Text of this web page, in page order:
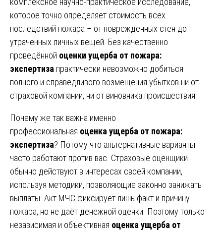
которое точно определяет стоимость всех
последствий пожара – от повреждённых стен до
утраченных личных вещей. Без качественно
проведённой оценки ущерба от пожара:
экспертиза практически невозможно добиться
полного и справедливого возмещения убытков ни от
страховой компании, ни от виновника происшествия.
Почему же так важна именно
профессиональная оценка ущерба от пожара:
экспертиза? Потому что альтернативные варианты
часто работают против вас. Страховые оценщики
обычно действуют в интересах своей компании,
используя методики, позволяющие законно занижать
выплаты. Акт МЧС фиксирует лишь факт и причину
пожара, но не даёт денежной оценки. Поэтому только
независимая и объективная оценка ущерба от